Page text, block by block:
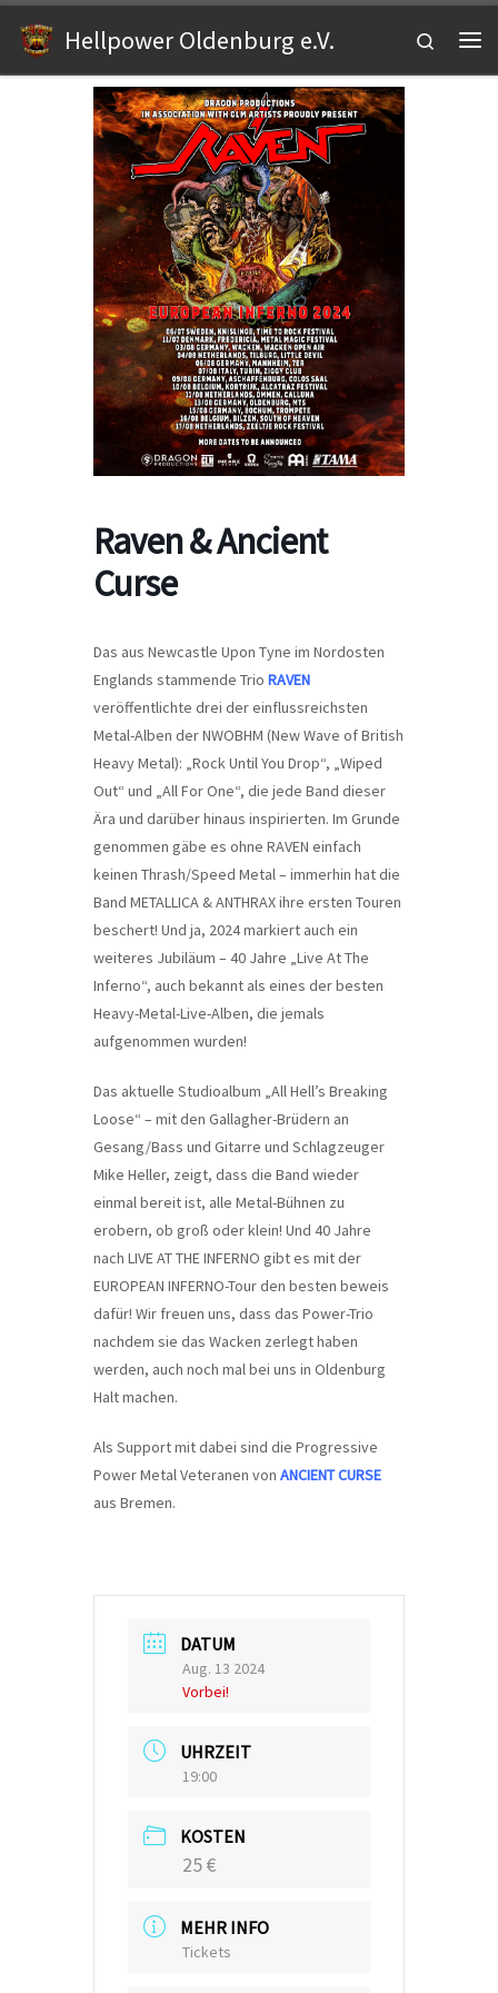
Zum Inhalt springen
Hellpower Oldenburg e.V.
Search
Raven & Ancient
Curse
Das aus Newcastle Upon Tyne im Nordosten
Englands stammende Trio RAVEN
veröffentlichte drei der einflussreichsten
Metal-Alben der NWOBHM (New Wave of British
Heavy Metal): „Rock Until You Drop“, „Wiped
Out“ und „All For One“, die jede Band dieser
Ära und darüber hinaus inspirierten. Im Grunde
genommen gäbe es ohne RAVEN einfach
keinen Thrash/Speed ​​Metal – immerhin hat die
Band METALLICA & ANTHRAX ihre ersten Touren
beschert! Und ja, 2024 markiert auch ein
weiteres Jubiläum – 40 Jahre „Live At The
Inferno“, auch bekannt als eines der besten
Heavy-Metal-Live-Alben, die jemals
aufgenommen wurden!
Das aktuelle Studioalbum „All Hell’s Breaking
Loose“ – mit den Gallagher-Brüdern an
Gesang/Bass und Gitarre und Schlagzeuger
Mike Heller, zeigt, dass die Band wieder
einmal bereit ist, alle Metal-Bühnen zu
erobern, ob groß oder klein! Und 40 Jahre
nach LIVE AT THE INFERNO gibt es mit der
EUROPEAN INFERNO-Tour den besten beweis
dafür! Wir freuen uns, dass das Power-Trio
nachdem sie das Wacken zerlegt haben
werden, auch noch mal bei uns in Oldenburg
Halt machen.
Als Support mit dabei sind die Progressive
Power Metal Veteranen von ANCIENT CURSE
aus Bremen.
DATUM
Aug. 13 2024
Vorbei!
UHRZEIT
19:00
KOSTEN
25 €
MEHR INFO
Tickets